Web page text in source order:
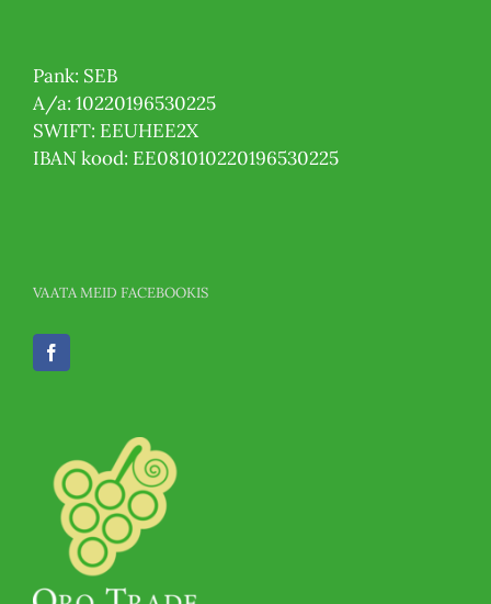
Pank: SEB
A/a: 10220196530225
SWIFT: EEUHEE2X
IBAN kood: EE081010220196530225
VAATA MEID FACEBOOKIS